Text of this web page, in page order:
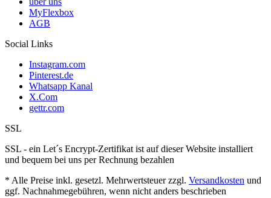
MyFlexbox
AGB
Social Links
Instagram.com
Pinterest.de
Whatsapp Kanal
X.Com
gettr.com
SSL
SSL - ein Let´s Encrypt-Zertifikat ist auf dieser Website installiert
und bequem bei uns per Rechnung bezahlen
* Alle Preise inkl. gesetzl. Mehrwertsteuer zzgl. Versandkosten und
ggf. Nachnahmegebühren, wenn nicht anders beschrieben